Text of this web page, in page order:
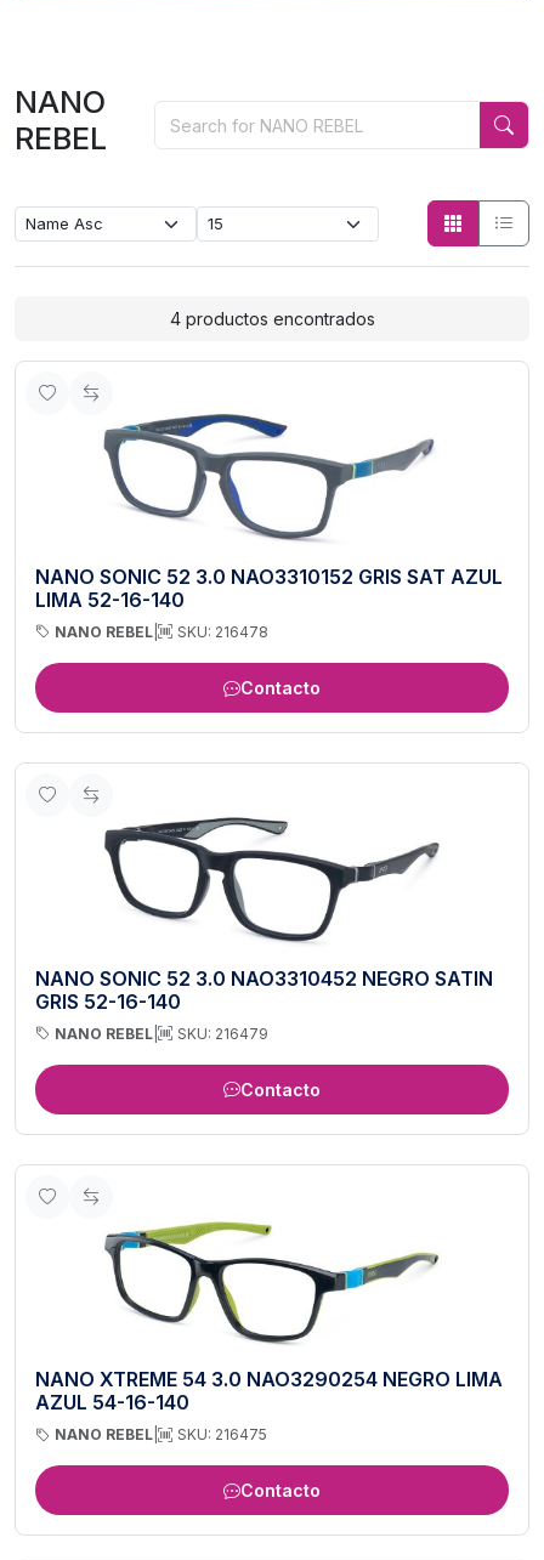
NANO
REBEL
NANO REBEL
4 productos encontrados
NANO SONIC 52 3.0 NAO3310152 GRIS SAT AZUL
LIMA 52-16-140
NANO REBEL SKU: 216478
Contacto
NANO SONIC 52 3.0 NAO3310452 NEGRO SATIN
GRIS 52-16-140
NANO REBEL SKU: 216479
Contacto
NANO XTREME 54 3.0 NAO3290254 NEGRO LIMA
AZUL 54-16-140
NANO REBEL SKU: 216475
Contacto